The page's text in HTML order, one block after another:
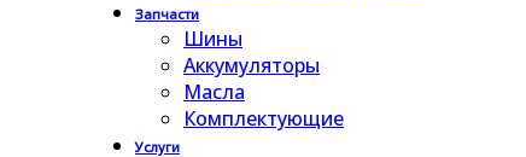
Запчасти
Шины
Аккумуляторы
Масла
Комплектующие
Услуги